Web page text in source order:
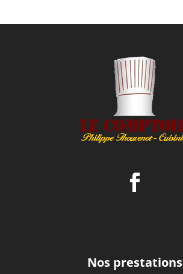
Nos prestations